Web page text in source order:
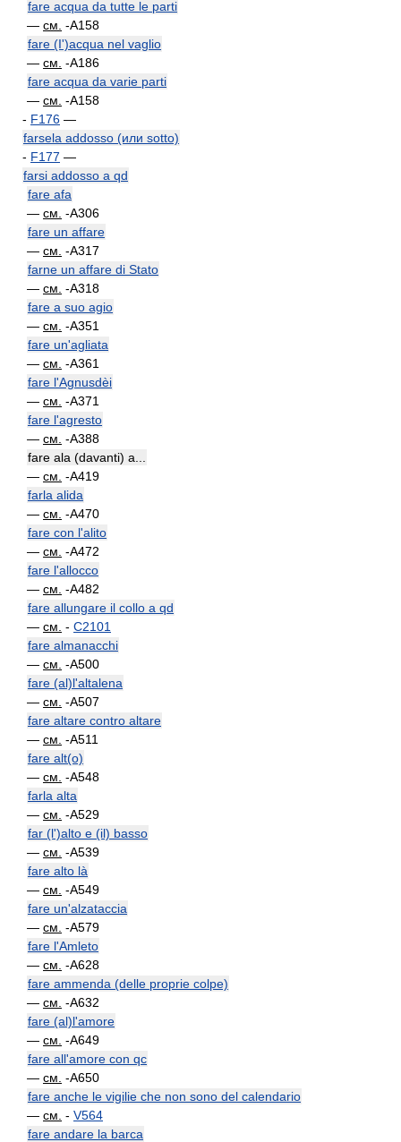
fare acqua da tutte le parti
— см. -A158
fare (I')acqua nel vaglio
— см. -A186
fare acqua da varie parti
— см. -A158
- F176 —
farsela addosso (или sotto)
- F177 —
farsi addosso a qd
fare afa
— см. -A306
fare un affare
— см. -A317
farne un affare di Stato
— см. -A318
fare a suo agio
— см. -A351
fare un'agliata
— см. -A361
fare l'Agnusdèi
— см. -A371
fare l'agresto
— см. -A388
fare ala (davanti) a...
— см. -A419
farla alida
— см. -A470
fare con l'alito
— см. -A472
fare l'allocco
— см. -A482
fare allungare il collo a qd
— см. - C2101
fare almanacchi
— см. -A500
fare (al)l'altalena
— см. -A507
fare altare contro altare
— см. -A511
fare alt(o)
— см. -A548
farla alta
— см. -A529
far (l')alto e (il) basso
— см. -A539
fare alto là
— см. -A549
fare un'alzataccia
— см. -A579
fare l'Amleto
— см. -A628
fare ammenda (delle proprie colpe)
— см. -A632
fare (al)l'amore
— см. -A649
fare all'amore con qc
— см. -A650
fare anche le vigilie che non sono del calendario
— см. - V564
fare andare la barca